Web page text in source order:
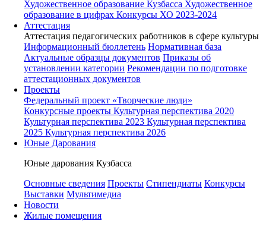
Художественное образование Кузбасса Художественное
образование в цифрах Конкурсы ХО 2023-2024
Аттестация
Аттестация педагогических работников в сфере культуры
Информационный бюллетень Нормативная база
Актуальные образцы документов Приказы об
установлении категории Рекомендации по подготовке
аттестационных документов
Проекты
Федеральный проект «Творческие люди»
Конкурсные проекты Культурная перспектива 2020
Культурная перспектива 2023 Культурная перспектива
2025 Культурная перспектива 2026
Юные Дарования
Юные дарования Кузбасса
Основные сведения Проекты Стипендиаты Конкурсы
Выставки Мультимедиа
Новости
Жилые помещения